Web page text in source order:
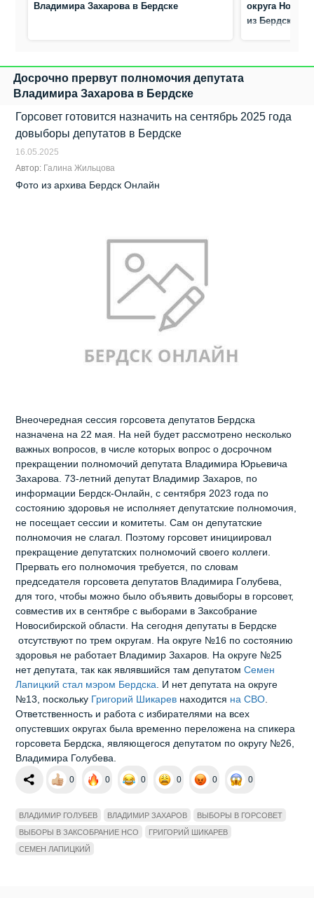
Владимира Захарова в Бердске
округа
из Бердска
Досрочно прервут полномочия депутата
Владимира Захарова в Бердске
Горсовет готовится назначить на сентябрь 2025 года
довыборы депутатов в Бердске
16.05.2025
Автор: Галина Жильцова
Фото из архива Бердск Онлайн
Внеочередная сессия горсовета депутатов Бердска
назначена на 22 мая. На ней будет рассмотрено несколько
важных вопросов, в числе которых вопрос о досрочном
прекращении полномочий депутата Владимира Юрьевича
Захарова. 73-летний депутат Владимир Захаров, по
информации Бердск-Онлайн, с сентября 2023 года по
состоянию здоровья не исполняет депутатские полномочия,
не посещает сессии и комитеты. Сам он депутатские
полномочия не слагал. Поэтому горсовет инициировал
прекращение депутатских полномочий своего коллеги.
Прервать его полномочия требуется, по словам
председателя горсовета депутатов Владимира Голубева,
для того, чтобы можно было объявить довыборы в горсовет,
совместив их в сентябре с выборами в Заксобрание
Новосибирской области. На сегодня депутаты в Бердске
отсутствуют по трем округам. На округе №16 по состоянию
здоровья не работает Владимир Захаров. На округе №25
нет депутата, так как являвшийся там депутатом Семен
Лапицкий стал мэром Бердска . И нет депутата на округе
№13, поскольку Григорий Шикарев находится на СВО
Ответственность и работа с избирателями на всех
опустевших округах была временно переложена на спикера
горсовета Бердска, являющегося депутатом по округу №26,
Владимира Голубева.
0 0 0 0 0 0
ВЛАДИМИР ГОЛУБЕВ ВЛАДИМИР ЗАХАРОВ
ВЫБОРЫ В ГОРСОВЕТ
ВЫБОРЫ В ЗАКСОБРАНИЕ НСО
ГРИГОРИЙ ШИКАРЕВ
СЕМЕН ЛАПИЦКИЙ